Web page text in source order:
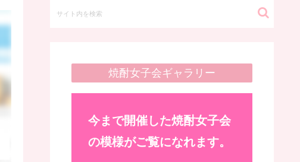
焼酎女子会ギャラリー
今まで開催した焼酎女子会
の模様がご覧になれます。